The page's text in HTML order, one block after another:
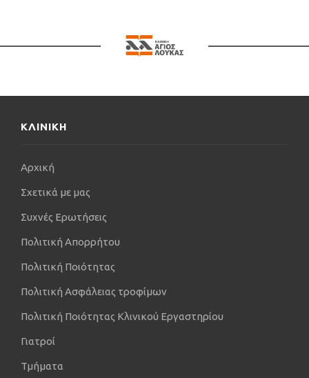
ΚΛΙΝΙΚΗ
Αρχική
Σχετικά με μας
Συχνές Ερωτήσεις
Πολιτική Απορρήτου
Πολιτική Ποιότητας
Πολιτική Ασφάλειας τροφίμων
Πολιτική Ποιότητας Κλινικού Εργαστηρίου
Γιατροί
Τμήματα